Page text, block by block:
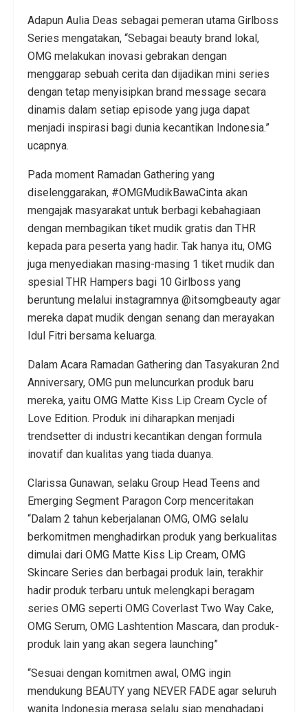
Adapun Aulia Deas sebagai pemeran utama Girlboss
Series mengatakan, “Sebagai beauty brand lokal,
OMG melakukan inovasi gebrakan dengan
menggarap sebuah cerita dan dijadikan mini series
dengan tetap menyisipkan brand message secara
dinamis dalam setiap episode yang juga dapat
menjadi inspirasi bagi dunia kecantikan Indonesia.”
ucapnya.
Pada moment Ramadan Gathering yang
diselenggarakan, #OMGMudikBawaCinta akan
mengajak masyarakat untuk berbagi kebahagiaan
dengan membagikan tiket mudik gratis dan THR
kepada para peserta yang hadir. Tak hanya itu, OMG
juga menyediakan masing-masing 1 tiket mudik dan
spesial THR Hampers bagi 10 Girlboss yang
beruntung melalui instagramnya @itsomgbeauty agar
mereka dapat mudik dengan senang dan merayakan
Idul Fitri bersama keluarga.
Dalam Acara Ramadan Gathering dan Tasyakuran 2nd
Anniversary, OMG pun meluncurkan produk baru
mereka, yaitu OMG Matte Kiss Lip Cream Cycle of
Love Edition. Produk ini diharapkan menjadi
trendsetter di industri kecantikan dengan formula
inovatif dan kualitas yang tiada duanya.
Clarissa Gunawan, selaku Group Head Teens and
Emerging Segment Paragon Corp menceritakan
“Dalam 2 tahun keberjalanan OMG, OMG selalu
berkomitmen menghadirkan produk yang berkualitas
dimulai dari OMG Matte Kiss Lip Cream, OMG
Skincare Series dan berbagai produk lain, terakhir
hadir produk terbaru untuk melengkapi beragam
series OMG seperti OMG Coverlast Two Way Cake,
OMG Serum, OMG Lashtention Mascara, dan produk-
produk lain yang akan segera launching”
“Sesuai dengan komitmen awal, OMG ingin
mendukung BEAUTY yang NEVER FADE agar seluruh
wanita Indonesia merasa selalu siap menghadapi